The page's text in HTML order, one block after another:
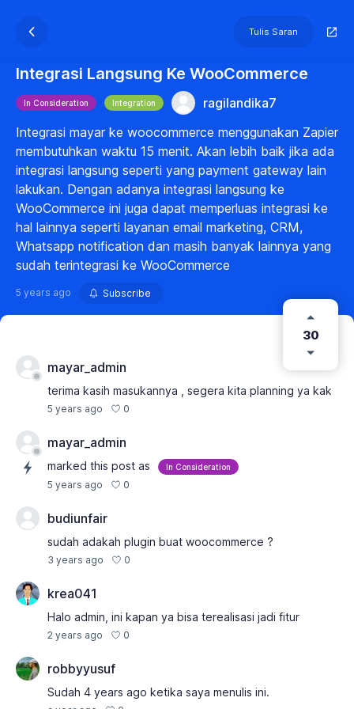
Tulis Saran
Integrasi Langsung Ke WooCommerce
In Consideration Integration
ragilandika7
Integrasi mayar ke woocommerce menggunakan Zapier
membutuhkan waktu 15 menit. Akan lebih baik jika ada
integrasi langsung seperti yang payment gateway lain
lakukan. Dengan adanya integrasi langsung ke
WooCommerce ini juga dapat memperluas integrasi ke
hal lainnya seperti layanan email marketing, CRM,
Whatsapp notification dan masih banyak lainnya yang
sudah terintegrasi ke WooCommerce
5 years ago Subscribe
30
mayar_admin
terima kasih masukannya , segera kita planning ya kak
5 years ago 0
mayar_admin
marked this post as In Consideration
5 years ago 0
budiunfair
sudah adakah plugin buat woocommerce ?
3 years ago 0
krea041
Halo admin, ini kapan ya bisa terealisasi jadi fitur
2 years ago 0
robbyyusuf
Sudah 4 years ago ketika saya menulis ini.